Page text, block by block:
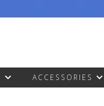
ACCESSORIES